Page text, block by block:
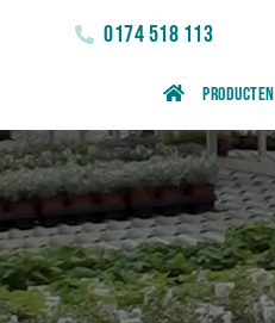
0174 518 113
Producten